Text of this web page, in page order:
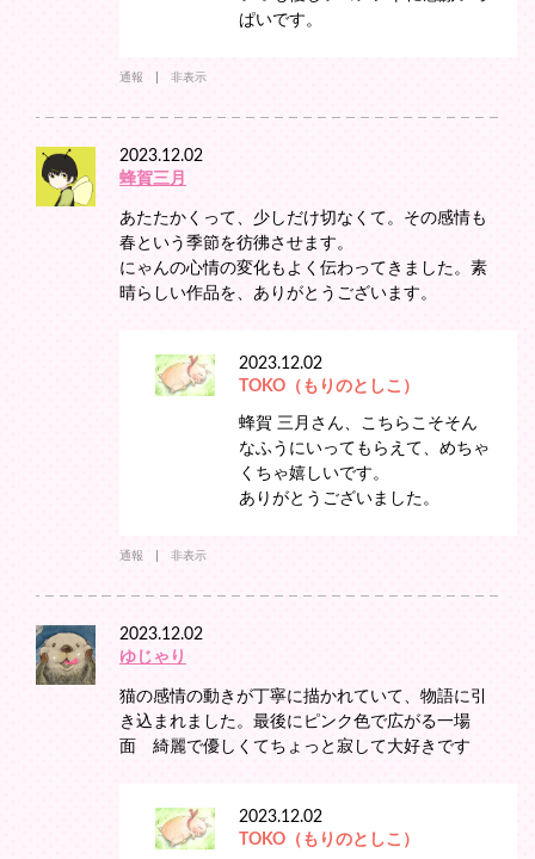
ぱいです。
通報 非表示
2023.12.02
蜂賀三月
あたたかくって、少しだけ切なくて。その感情も
春という季節を彷彿させます。
にゃんの心情の変化もよく伝わってきました。素
晴らしい作品を、ありがとうございます。
2023.12.02
TOKO（もりのとしこ）
蜂賀 三月さん、こちらこそそん
なふうにいってもらえて、めちゃ
くちゃ嬉しいです。
ありがとうございました。
通報 非表示
2023.12.02
ゆじゃり
猫の感情の動きが丁寧に描かれていて、物語に引
き込まれました。最後にピンク色で広がる一場
面 綺麗で優しくてちょっと寂して大好きです
2023.12.02
TOKO（もりのとしこ）